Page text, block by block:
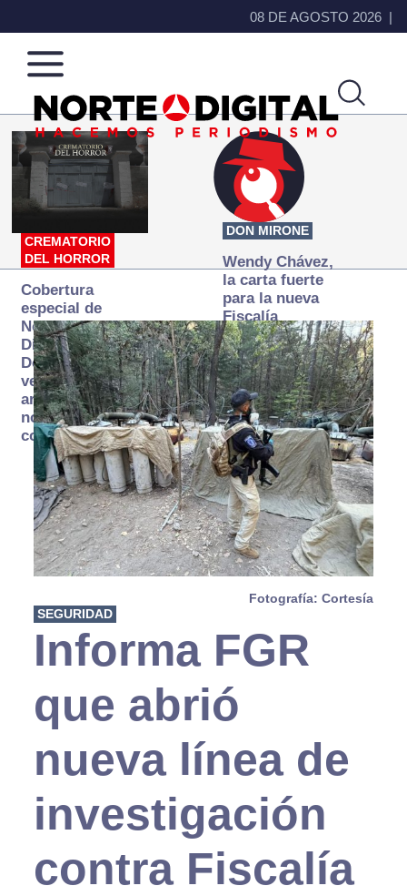
08 DE AGOSTO 2026
Norte
de
Ciudad
Más
que
noticias,
hacemos periodismo
CREMATORIO
DEL HORROR
Cobertura
especial de
Norte
Digital:
Donde la
verdad
arde… pero
no se
consume
DON MIRONE
Wendy Chávez,
la carta fuerte
para la nueva
Fiscalía
autónoma
Fotografía: Cortesía
SEGURIDAD
Informa FGR
que abrió
nueva línea de
investigación
contra Fiscalía